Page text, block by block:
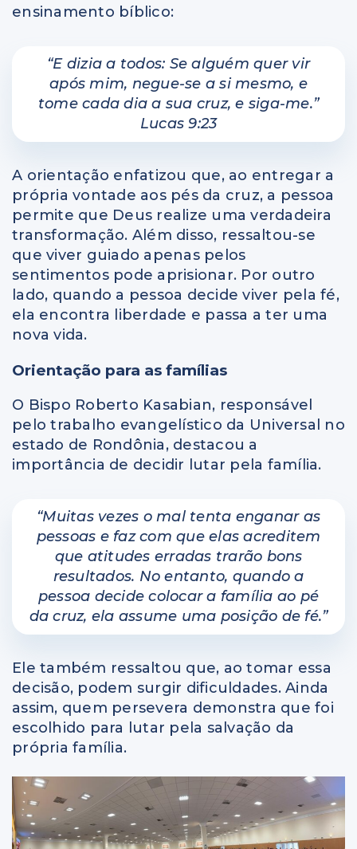
ensinamento bíblico:
“E dizia a todos: Se alguém quer vir
após mim, negue-se a si mesmo, e
tome cada dia a sua cruz, e siga-me.”
Lucas 9:23
A orientação enfatizou que, ao entregar a
própria vontade aos pés da cruz, a pessoa
permite que Deus realize uma verdadeira
transformação. Além disso, ressaltou-se
que viver guiado apenas pelos
sentimentos pode aprisionar. Por outro
lado, quando a pessoa decide viver pela fé,
ela encontra liberdade e passa a ter uma
nova vida.
Orientação para as famílias
O Bispo Roberto Kasabian, responsável
pelo trabalho evangelístico da Universal no
estado de Rondônia, destacou a
importância de decidir lutar pela família.
“Muitas vezes o mal tenta enganar as
pessoas e faz com que elas acreditem
que atitudes erradas trarão bons
resultados. No entanto, quando a
pessoa decide colocar a família ao pé
da cruz, ela assume uma posição de fé.”
Ele também ressaltou que, ao tomar essa
decisão, podem surgir dificuldades. Ainda
assim, quem persevera demonstra que foi
escolhido para lutar pela salvação da
própria família.